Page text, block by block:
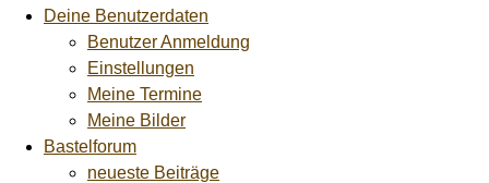
Deine Benutzerdaten
Benutzer Anmeldung
Einstellungen
Meine Termine
Meine Bilder
Bastelforum
neueste Beiträge